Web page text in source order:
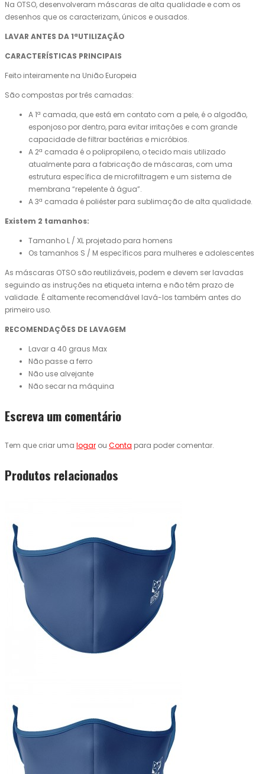
Na OTSO, desenvolveram máscaras de alta qualidade e com os
desenhos que os caracterizam, únicos e ousados.
LAVAR ANTES DA 1ªUTILIZAÇÃO
CARACTERÍSTICAS PRINCIPAIS
Feito inteiramente na União Europeia
São compostas por três camadas:
A 1ª camada, que está em contato com a pele, é o algodão,
esponjoso por dentro, para evitar irritações e com grande
capacidade de filtrar bactérias e micróbios.
A 2ª camada é o polipropileno, o tecido mais utilizado
atualmente para a fabricação de máscaras, com uma
estrutura específica de microfiltragem e um sistema de
membrana “repelente à água”.
A 3ª camada é poliéster para sublimação de alta qualidade.
Existem 2 tamanhos:
Tamanho L / XL projetado para homens
Os tamanhos S / M específicos para mulheres e adolescentes
As máscaras OTSO são reutilizáveis, podem e devem ser lavadas
seguindo as instruções na etiqueta interna e não têm prazo de
validade. É altamente recomendável lavá-los também antes do
primeiro uso.
RECOMENDAÇÕES DE LAVAGEM
Lavar a 40 graus Max
Não passe a ferro
Não use alvejante
Não secar na máquina
Escreva um comentário
Tem que criar uma logar ou Conta para poder comentar.
Produtos relacionados